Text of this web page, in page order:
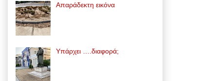
Απαράδεκτη εικόνα
Υπάρχει ….διαφορά;